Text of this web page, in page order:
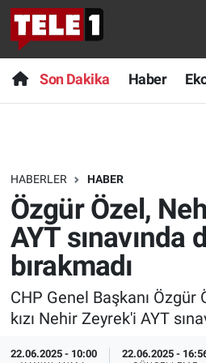
Son Dakika Haber
HABERLER HABER
Özgür Özel,
AYT sınavında
bırakmadı
CHP Genel Başkanı Özgür
kızı Nehir Zeyrek'i AYT
22.06.2025 - 10:00 22.06.2025 -
Anında Manşet
Başka Sohbetler
Bilim turu
Bilim ve Teknoloji Evreni
Doğa Konuşuyor
Dünya
Ege Saati
Son Dakika
Haber
Dünya
Teknoloji
Sağlık
Spor
Yayın Akışı
Nöbetçi Eczaneler
Hava Durumu
Trafik Durumu
Süper Lig Puan Durumu
Tüm Manşetler
Son Dakika Haberleri
Haber Arşivi